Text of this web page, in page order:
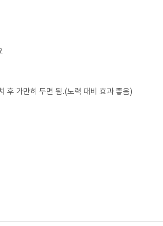
후 가만히 두면 됨.(노력 대비 효과 좋음)